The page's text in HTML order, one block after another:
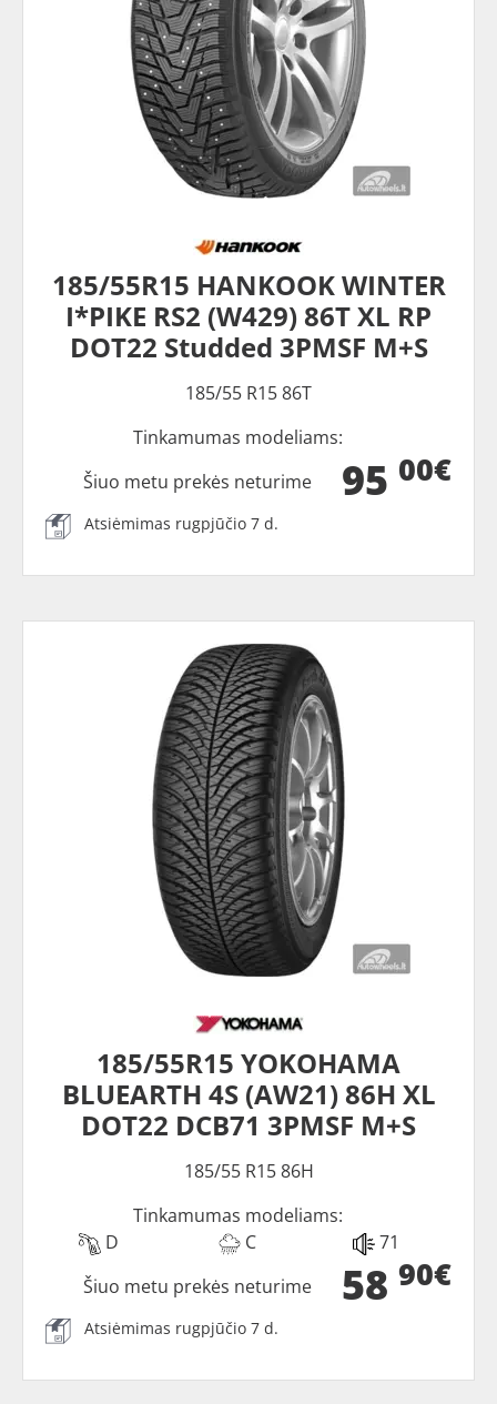
185/55R15 HANKOOK WINTER
I*PIKE RS2 (W429) 86T XL RP
DOT22 Studded 3PMSF M+S
185/55 R15 86T
Tinkamumas modeliams:
95 00€
Šiuo metu prekės neturime
Atsiėmimas rugpjūčio 7 d.
185/55R15 YOKOHAMA
BLUEARTH 4S (AW21) 86H XL
DOT22 DCB71 3PMSF M+S
185/55 R15 86H
Tinkamumas modeliams:
D
C 71
58 90€
Šiuo metu prekės neturime
Atsiėmimas rugpjūčio 7 d.